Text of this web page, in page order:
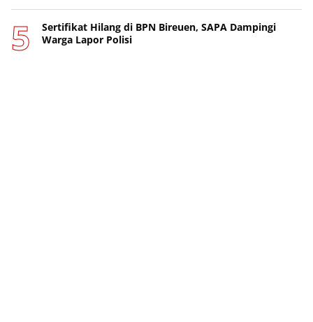
Sertifikat Hilang di BPN Bireuen, SAPA Dampingi
Warga Lapor Polisi